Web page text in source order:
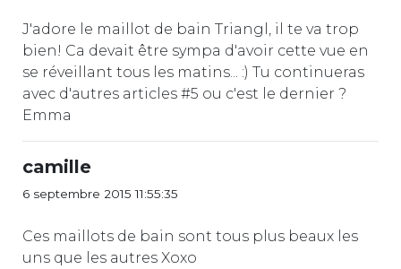
J'adore le maillot de bain Triangl, il te va trop
bien! Ca devait être sympa d'avoir cette vue en
se réveillant tous les matins... :) Tu continueras
avec d'autres articles #5 ou c'est le dernier ?
Emma
camille
6 septembre 2015 11:55:35
Ces maillots de bain sont tous plus beaux les
uns que les autres Xoxo